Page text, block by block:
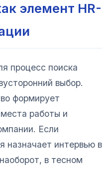
элемент HR-
процесс поиска
выбор.
формирует
работы и
Если
назначает интервью в
в тесном